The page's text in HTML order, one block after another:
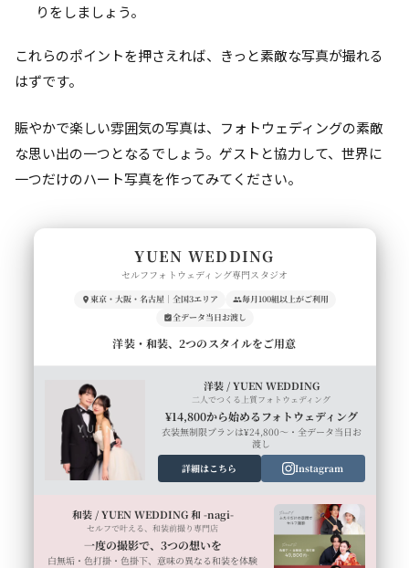
りをしましょう。
これらのポイントを押さえれば、きっと素敵な写真が撮れる
はずです。
賑やかで楽しい雰囲気の写真は、フォトウェディングの素敵
な思い出の一つとなるでしょう。ゲストと協力して、世界に
一つだけのハート写真を作ってみてください。
YUEN WEDDING
セルフフォトウェディング専門スタジオ
東京・大阪・名古屋｜全国3エリア
毎月100組以上がご利用
全データ当日お渡し
洋装・和装、2つのスタイルをご用意
洋装 / YUEN WEDDING
二人でつくる上質フォトウェディング
¥14,800から始めるフォトウェディング
衣装無制限プランは¥24,800〜・全データ当日お
渡し
詳細はこちら
Instagram
和装 / YUEN WEDDING 和 -nagi-
セルフで叶える、和装前撮り専門店
一度の撮影で、3つの想いを
白無垢・色打掛・色掛下、意味の異なる和装を体験